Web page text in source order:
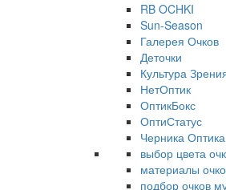
RB OCHKI
Sun-Season
Галерея Очков
Деточки
Культура
НетОптик
ОптикБокс
ОптиСтатус
Черника Оптика
выбор цвета
материалы
подбор очков